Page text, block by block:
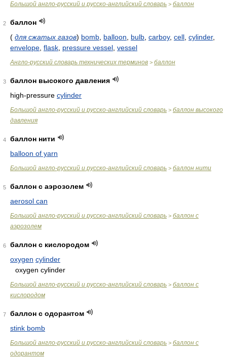
Большой англо-русский и русско-английский словарь > баллон
2
баллон
( для сжатых газов) bomb balloon bulb carboy, cell cylinder,
envelope flask pressure vessel vessel
Англо-русский словарь технических терминов > баллон
3
баллон высокого давления
high-pressure cylinder
Большой англо-русский и русско-английский словарь > баллон высокого
давления
4
баллон нити
balloon of yarn
Большой англо-русский и русско-английский словарь > баллон нити
5
баллон с аэрозолем
aerosol can
Большой англо-русский и русско-английский словарь > баллон с
аэрозолем
6
баллон с кислородом
oxygen cylinder
oxygen cylinder
Большой англо-русский и русско-английский словарь > баллон с
кислородом
7
баллон с одорантом
stink bomb
Большой англо-русский и русско-английский словарь > баллон с
одорантом